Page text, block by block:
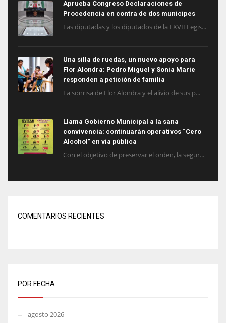
Aprueba Congreso Declaraciones de
Procedencia en contra de dos munícipes
Las diputadas y los diputados de la LXVII Legis...
Una silla de ruedas, un nuevo apoyo para
Flor Alondra: Pedro Miguel y Sonia Marie
responden a petición de familia
La sonrisa de Flor Alondra y el alivio de sus p...
Llama Gobierno Municipal a la sana
convivencia: continuarán operativos “Cero
Alcohol” en vía pública
Con el objetivo de preservar el orden, la segur...
COMENTARIOS RECIENTES
POR FECHA
agosto 2026